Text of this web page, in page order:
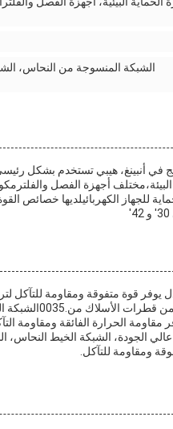
الشبكة المنسوجة من النحاس،
البيئة،مختلف أجهزة الفصل
للجهاز الكهربائيلديها خصائص
يوفر قوة متفوقة ومقاومة للتآكل
متوفرة في
مقاومة الحرارة الفائقة ومقاومة
الجودة، الشبكة الخيط النحاس،